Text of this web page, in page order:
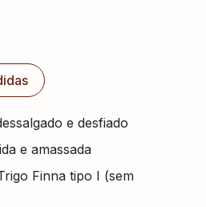
e desfiado
e amassada
Finna tipo I (sem